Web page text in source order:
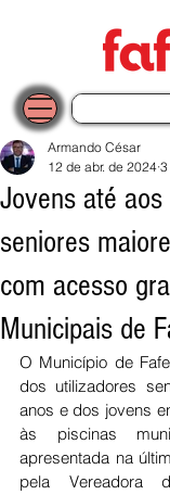
Jovens até
seniores
com acesso
Municipais de
Armando César
12 de abr. de 2024
O Município de
dos utilizadores
anos e dos jovens
às piscinas
apresentada na
pela Vereadora